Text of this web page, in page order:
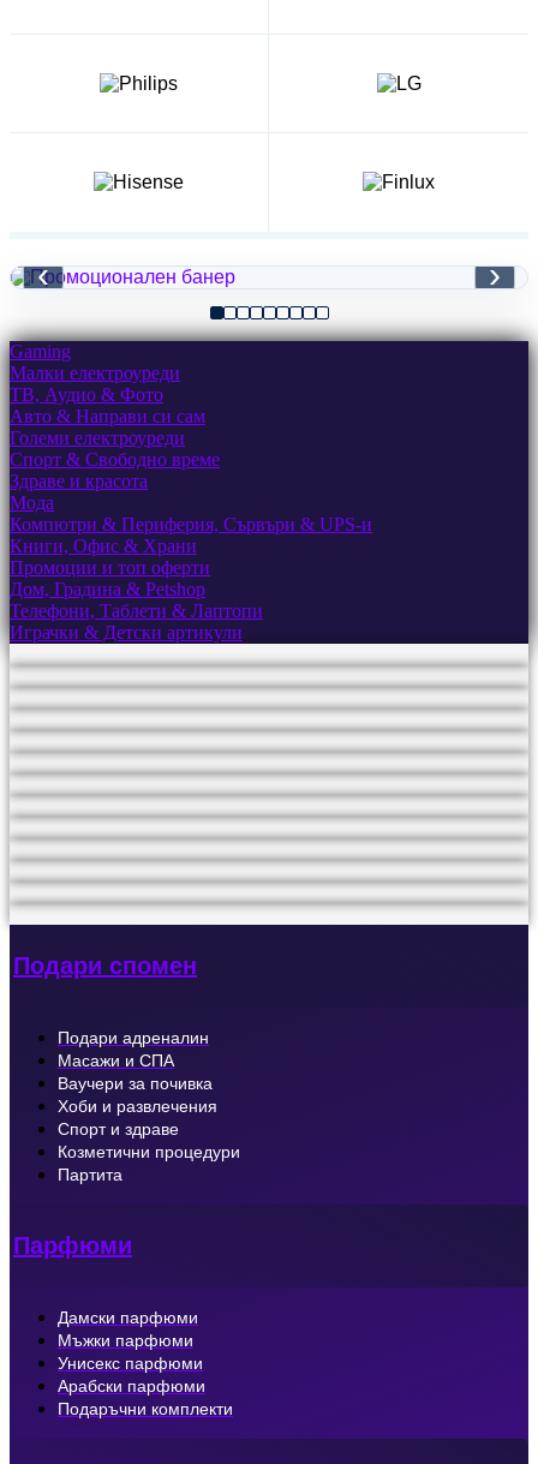
‹ ›
Gaming
Малки електроуреди
ТВ, Аудио & Фото
Авто & Направи си сам
Големи електроуреди
Спорт & Свободно време
Здраве и красота
Мода
Компютри & Периферия, Сървъри & UPS-и
Книги, Офис & Храни
Промоции и топ оферти
Дом, Градина & Petshop
Телефони, Таблети & Лаптопи
Играчки & Детски артикули
Подари спомен
Подари адреналин
Масажи и СПА
Ваучери за почивка
Хоби и развлечения
Спорт и здраве
Козметични процедури
Партита
Парфюми
Дамски парфюми
Мъжки парфюми
Унисекс парфюми
Арабски парфюми
Подаръчни комплекти